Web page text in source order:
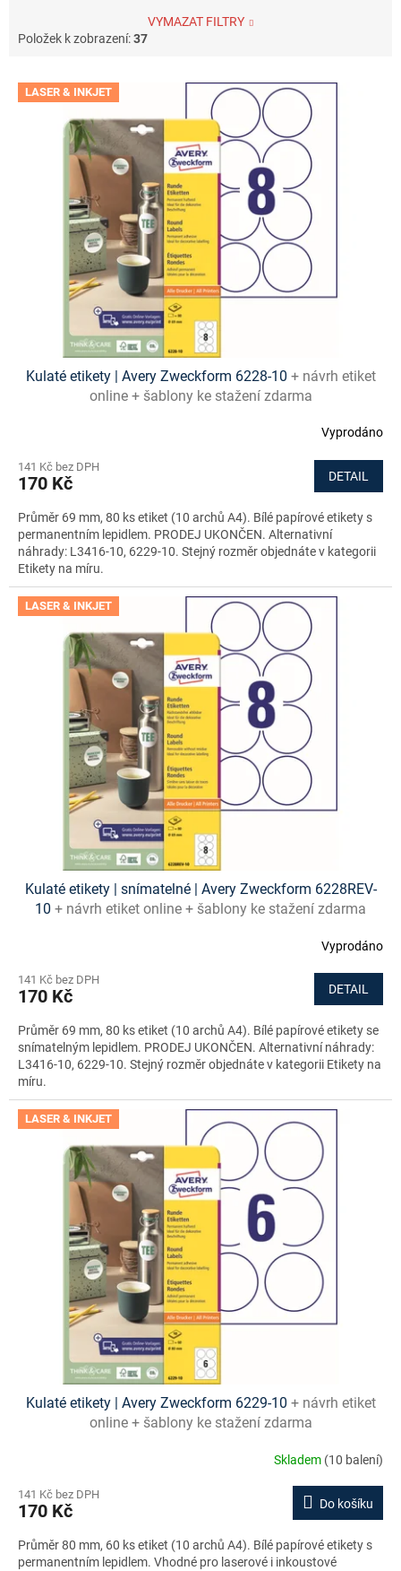
VYMAZAT FILTRY
Položek k zobrazení:37
V LASER & INKJET
Kulaté etikety | Avery Zweckform 6228-10 + návrh etiket
online + šablony ke stažení zdarma
Vyprodáno
141 Kč bez DPH
170 Kč DETAIL
Průměr 69 mm, 80 ks etiket (10 archů A4). Bílé papírové etikety s
permanentním lepidlem. PRODEJ UKONČEN. Alternativní
náhrady: L3416-10, 6229-10. Stejný rozměr objednáte v kategorii
Etikety na míru.
LASER & INKJET
Kulaté etikety | snímatelné | Avery Zweckform 6228REV-
10 + návrh etiket online + šablony ke stažení zdarma
Vyprodáno
141 Kč bez DPH
170 Kč DETAIL
Průměr 69 mm, 80 ks etiket (10 archů A4). Bílé papírové etikety se
snímatelným lepidlem. PRODEJ UKONČEN. Alternativní náhrady:
L3416-10, 6229-10. Stejný rozměr objednáte v kategorii Etikety na
míru.
LASER & INKJET
Kulaté etikety | Avery Zweckform 6229-10 + návrh etiket
online + šablony ke stažení zdarma
Skladem (10 balení)
141 Kč bez DPH
170 Kč Do košíku
Průměr 80 mm, 60 ks etiket (10 archů A4). Bílé papírové etikety s
permanentním lepidlem. Vhodné pro laserové i inkoustové